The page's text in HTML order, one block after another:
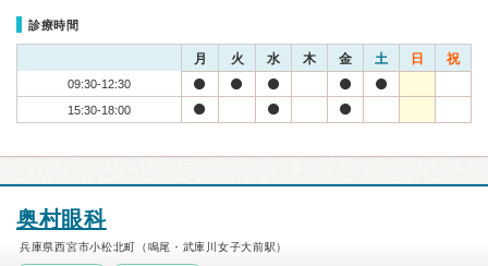
診療時間
月 火 水 木 金 土 日 祝
09:30-12:30
15:30-18:00
奥村眼科
兵庫県西宮市小松北町（鳴尾・武庫川女子大前駅）